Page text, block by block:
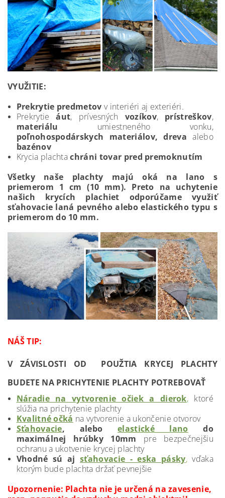
VYUŽITIE:
Prekrytie predmetov v interiéri aj exteriéri.
Prekrytieáut, prívesných vozíkov, prístreškov,
materiálu umiestneného vonku,
poľnohospodárskych materiálov, dreva alebo
bazénov
Krycia plachtachráni tovar pred premoknutím
Všetky naše plachty majú oká na lano s
priemerom 1 cm (10 mm). Preto na uchytenie
našich krycích plachiet odporúčame využiť
sťahovacie laná pevného alebo elastického typu s
priemerom do 10 mm.
NÁŠ TIP:
V ZÁVISLOSTI OD POUŽTIA KRYCEJ PLACHTY
BUDETE NA PRICHYTENIE PLACHTY POTREBOVAŤ
Náradie na vytvorenie očiek a dierok, ktoré
slúžia na prichytenie plachty
Kvalitné očká na vytvorenie a ukončenie otvorov
Sťahovacie, alebo elastické lano do
maximálnej hrúbky 10mm pre bezpečnejšiu
ochranu a ukotvenie krycej plachty
Vhodné sú ajsťahovacie - eska pásky,vďaka
ktorým bude plachta držať pevnejšie
Upozornenie: Plachta nie je určená na zavesenie,